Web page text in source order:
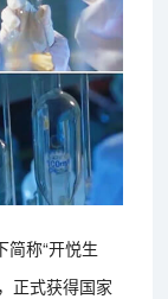
简称“开悦生
正式获得国家